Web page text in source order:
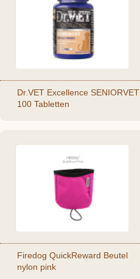
Dr.VET Excellence SENIORVET
100 Tabletten
Firedog QuickReward Beutel
nylon pink